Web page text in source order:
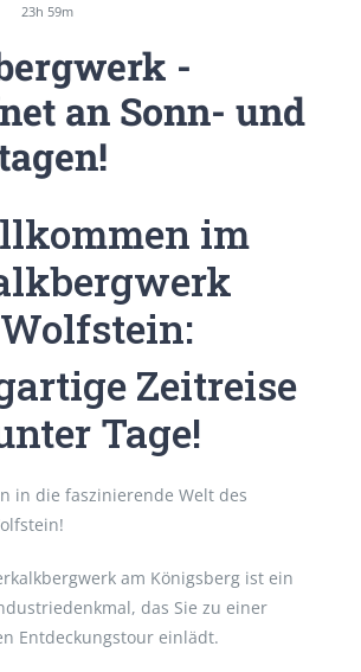
23h 59m
-
an Sonn- und
im
Wolfstein:
Zeitreise
Tage!
in die faszinierende Welt des
am Königsberg ist ein
das Sie zu einer
Entdeckungstour einlädt.